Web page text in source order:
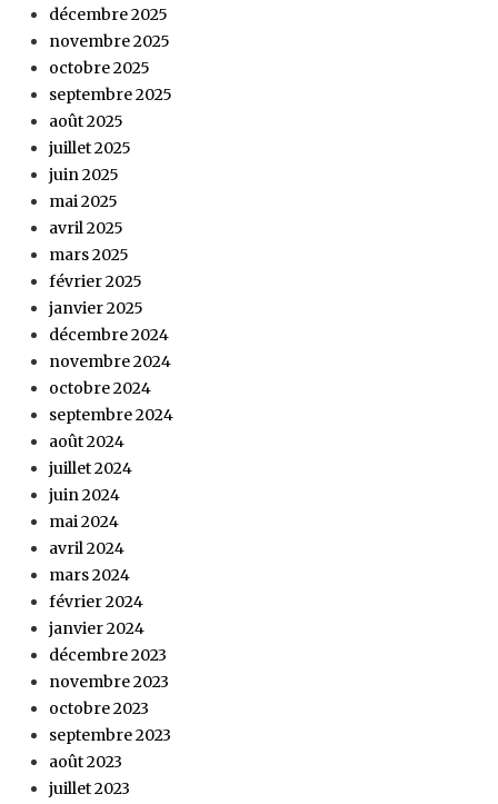
décembre 2025
novembre 2025
octobre 2025
septembre 2025
août 2025
juillet 2025
juin 2025
mai 2025
avril 2025
mars 2025
février 2025
janvier 2025
décembre 2024
novembre 2024
octobre 2024
septembre 2024
août 2024
juillet 2024
juin 2024
mai 2024
avril 2024
mars 2024
février 2024
janvier 2024
décembre 2023
novembre 2023
octobre 2023
septembre 2023
août 2023
juillet 2023